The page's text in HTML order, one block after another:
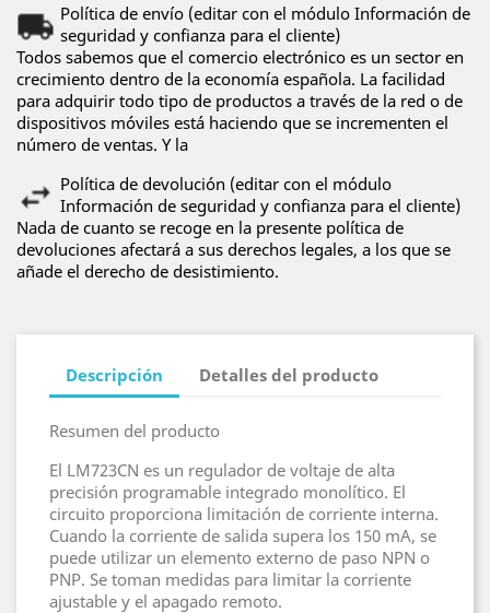
Política de envío (editar con el módulo Información de
seguridad y confianza para el cliente)
Todos sabemos que el comercio electrónico es un sector en
crecimiento dentro de la economía española. La facilidad
para adquirir todo tipo de productos a través de la red o de
dispositivos móviles está haciendo que se incrementen el
número de ventas. Y la
Política de devolución (editar con el módulo
Información de seguridad y confianza para el cliente)
Nada de cuanto se recoge en la presente política de
devoluciones afectará a sus derechos legales, a los que se
añade el derecho de desistimiento.
Descripción Detalles del producto
Resumen del producto
El LM723CN es un regulador de voltaje de alta
precisión programable integrado monolítico. El
circuito proporciona limitación de corriente interna.
Cuando la corriente de salida supera los 150 mA, se
puede utilizar un elemento externo de paso NPN o
PNP. Se toman medidas para limitar la corriente
ajustable y el apagado remoto.